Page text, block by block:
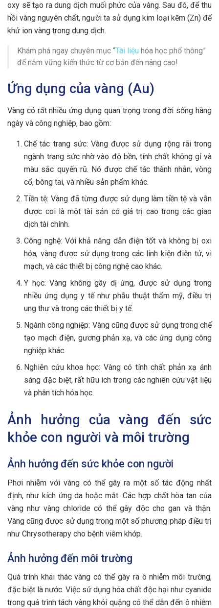
oxy sẽ tạo ra dung dịch muối phức của vàng. Sau đó, để thu
hồi vàng nguyên chất, người ta sử dụng kim loại kẽm (Zn) để
khử ion vàng trong dung dịch.
Khám phá ngay chuyên mục “Tài liệu hóa học phổ thông”
để nắm vững kiến thức từ cơ bản đến nâng cao!
Ứng dụng của vàng (Au)
Vàng có rất nhiều ứng dụng quan trọng trong đời sống hàng
ngày và công nghiệp, bao gồm:
Chế tác trang sức: Vàng được sử dụng rộng rãi trong
ngành trang sức nhờ vào độ bền, tính chất không gỉ và
màu sắc quyến rũ. Nó được chế tác thành nhẫn, vòng
cổ, bông tai, và nhiều sản phẩm khác.
Tiền tệ: Vàng đã từng được sử dụng làm tiền tệ và vẫn
được coi là một tài sản có giá trị cao trong các giao
dịch tài chính.
Công nghệ: Với khả năng dẫn điện tốt và không bị oxi
hóa, vàng được sử dụng trong các linh kiện điện tử, vi
mạch, và các thiết bị công nghệ cao khác.
Y học: Vàng không gây dị ứng, được sử dụng trong
nhiều ứng dụng y tế như phẫu thuật thẩm mỹ, điều trị
ung thư và trong các thiết bị y tế.
Ngành công nghiệp: Vàng cũng được sử dụng trong chế
tạo mạch điện, gương phản xạ, và các ứng dụng công
nghiệp khác.
Nghiên cứu khoa học: Vàng có tính chất phản xạ ánh
sáng đặc biệt, rất hữu ích trong các nghiên cứu vật liệu
và phân tích hóa học.
Ảnh hưởng của vàng đến sức
khỏe con người và môi trường
Ảnh hưởng đến sức khỏe con người
Phơi nhiễm với vàng có thể gây ra một số tác động nhất
định, như kích ứng da hoặc mắt. Các hợp chất hòa tan của
vàng như vàng chloride có thể gây độc cho gan và thận.
Vàng cũng được sử dụng trong một số phương pháp điều trị
như Chrysotherapy cho bệnh viêm khớp.
Ảnh hưởng đến môi trường
Quá trình khai thác vàng có thể gây ra ô nhiễm môi trường,
đặc biệt là nước. Việc sử dụng hóa chất độc hại như cyanide
trong quá trình tách vàng khỏi quặng có thể dẫn đến ô nhiễm